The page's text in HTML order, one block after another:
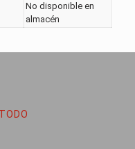
No disponible en
almacén